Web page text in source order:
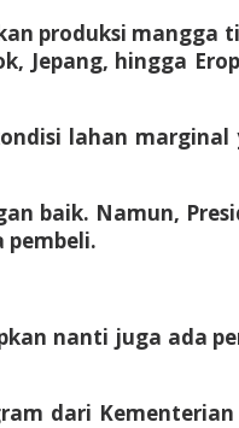
produksi
Jepang, hingga
lahan marginal
baik. Namun,
pembeli.
nanti juga ada
dari